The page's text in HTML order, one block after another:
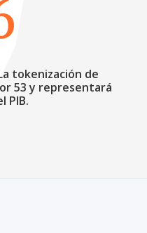
tokenización de
53 y representará
PIB.